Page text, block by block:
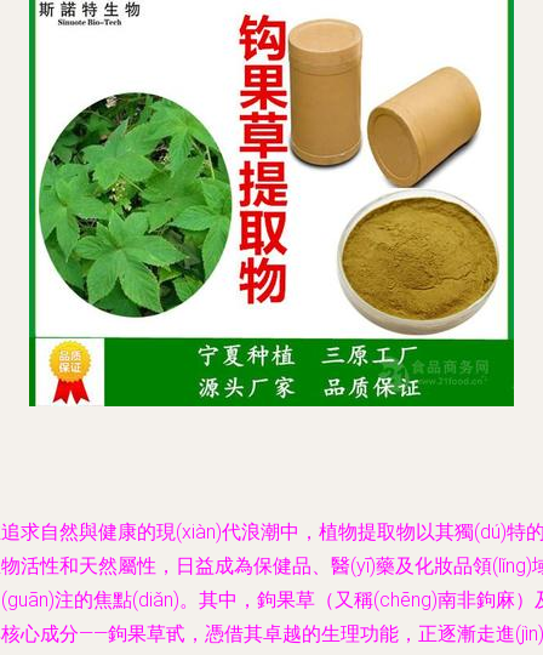
求自然與健康的現(xiàn)代浪潮中，植物提取物以其獨(dú)特
活性和天然屬性，日益成為保健品、醫(yī)藥及化妝品領(lǐng)
注的焦點(diǎn)。其中，鉤果草（又稱(chēng)南非鉤麻）
心成分——鉤果草甙，憑借其卓越的生理功能，正逐漸走進(jìn)